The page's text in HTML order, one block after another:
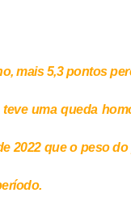
mais 5,3 pontos
uma queda
2022 que o peso